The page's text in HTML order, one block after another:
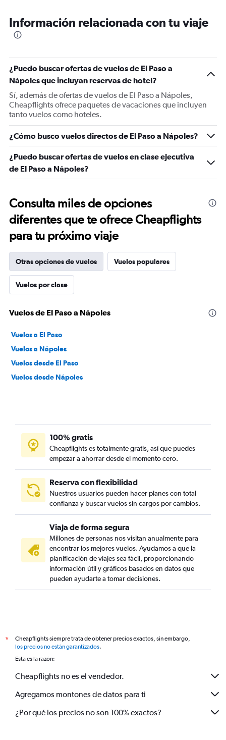
Información relacionada con tu viaje
¿Puedo buscar ofertas de vuelos de El Paso a
Nápoles que incluyan reservas de hotel?
Sí, además de ofertas de vuelos de El Paso a Nápoles,
Cheapflights ofrece paquetes de vacaciones que incluyen
tanto vuelos como hoteles.
¿Cómo busco vuelos directos de El Paso a Nápoles?
¿Puedo buscar ofertas de vuelos en clase ejecutiva
de El Paso a Nápoles?
Consulta miles de opciones
diferentes que te ofrece Cheapflights
para tu próximo viaje
Otras opciones de vuelos Vuelos populares
Vuelos por clase
Vuelos de El Paso a Nápoles
Vuelos a El Paso
Vuelos a Nápoles
Vuelos desde El Paso
Vuelos desde Nápoles
100% gratis
Cheapflights es totalmente gratis, así que puedes
empezar a ahorrar desde el momento cero.
Reserva con flexibilidad
Nuestros usuarios pueden hacer planes con total
confianza y buscar vuelos sin cargos por cambios.
Viaja de forma segura
Millones de personas nos visitan anualmente para
encontrar los mejores vuelos. Ayudamos a que la
planificación de viajes sea fácil, proporcionando
información útil y gráficos basados en datos que
pueden ayudarte a tomar decisiones.
*
Cheapflights siempre trata de obtener precios exactos, sin embargo,
los precios no están garantizados.
Esta es la razón:
Cheapflights no es el vendedor.
Agregamos montones de datos para ti
¿Por qué los precios no son 100% exactos?